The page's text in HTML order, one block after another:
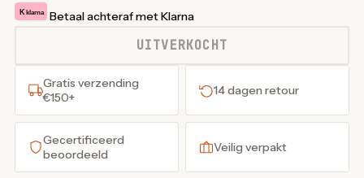
K klarna Betaal achteraf met Klarna
UITVERKOCHT
Gratis verzending
€150+
14 dagen retour
Gecertificeerd
beoordeeld
Veilig verpakt